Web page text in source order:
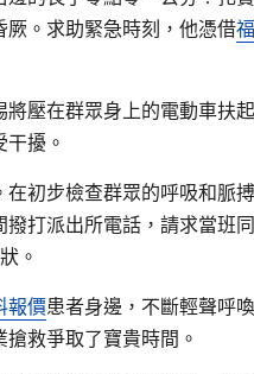
。求助緊急時刻，他憑借
壓在群眾身上的電動車扶
擾。
初步檢查群眾的呼吸和脈搏
打派出所電話，請求當班
。
報價患者身邊，不斷輕聲呼
救爭取了寶貴時間。